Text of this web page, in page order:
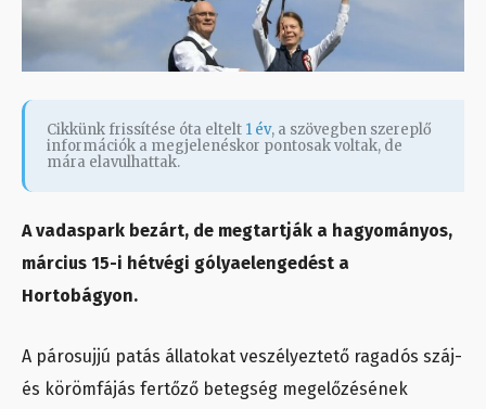
Cikkünk frissítése óta eltelt 1 év, a szövegben szereplő
információk a megjelenéskor pontosak voltak, de
mára elavulhattak.
A vadaspark bezárt, de megtartják a hagyományos,
március 15-i hétvégi gólyaelengedést a
Hortobágyon.
A párosujjú patás állatokat veszélyeztető ragadós száj-
és körömfájás fertőző betegség megelőzésének